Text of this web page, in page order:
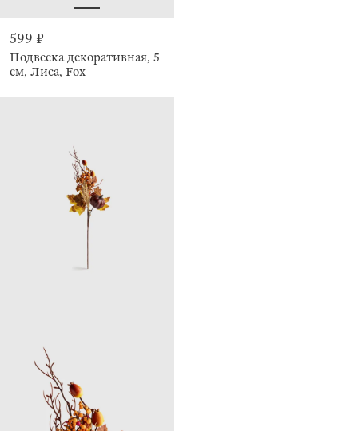
599 ₽
Подвеска декоративная, 5
см, Лиса, Fox